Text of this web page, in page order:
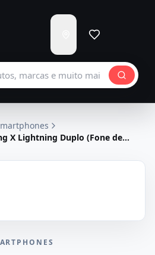
para
Carregando...
X Lightning Duplo (Fone de